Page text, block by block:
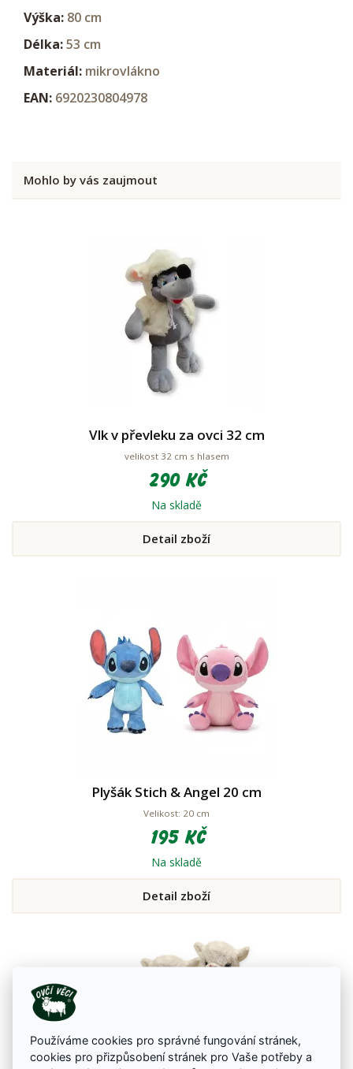
Výška: 80 cm
Délka:53 cm
Materiál: mikrovlákno
EAN: 6920230804978
Mohlo by vás zaujmout
Vlk v převleku za ovci 32 cm
velikost 32 cm s hlasem
290 Kč
Na skladě
Detail zboží
Plyšák Stich & Angel 20 cm
Velikost: 20 cm
195 Kč
Na skladě
Detail zboží
Používáme cookies pro správné fungování stránek,
cookies pro přizpůsobení stránek pro Vaše potřeby a